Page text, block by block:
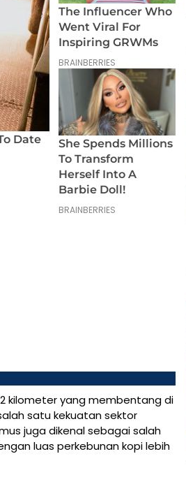
kilometer yang membentang di
satu kekuatan sektor
juga dikenal sebagai salah
luas perkebunan kopi lebih